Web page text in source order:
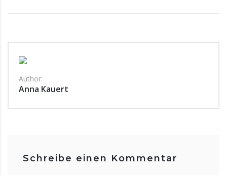
Author:
Anna Kauert
Schreibe einen Kommentar